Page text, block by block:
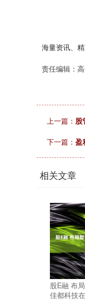
海量资讯、
责任编辑：
上一篇： 股
下一篇： 盈
相关文章
股E融 布
佳都科技